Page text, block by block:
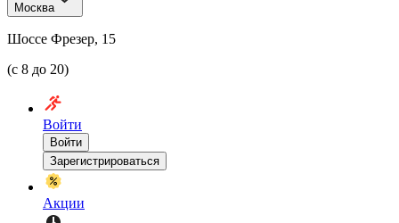
Москва
Шоссе Фрезер, 15
(с 8 до 20)
Войти
Войти
Зарегистрироваться
Акции